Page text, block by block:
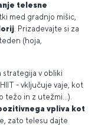
telesne
med gradnjo mišic,
. Prizadevajte si za
(hoja,
strategija v obliki
- vključuje vaje, kot
težo in z utežmi...).
vpliva kot
zato telesu dajte